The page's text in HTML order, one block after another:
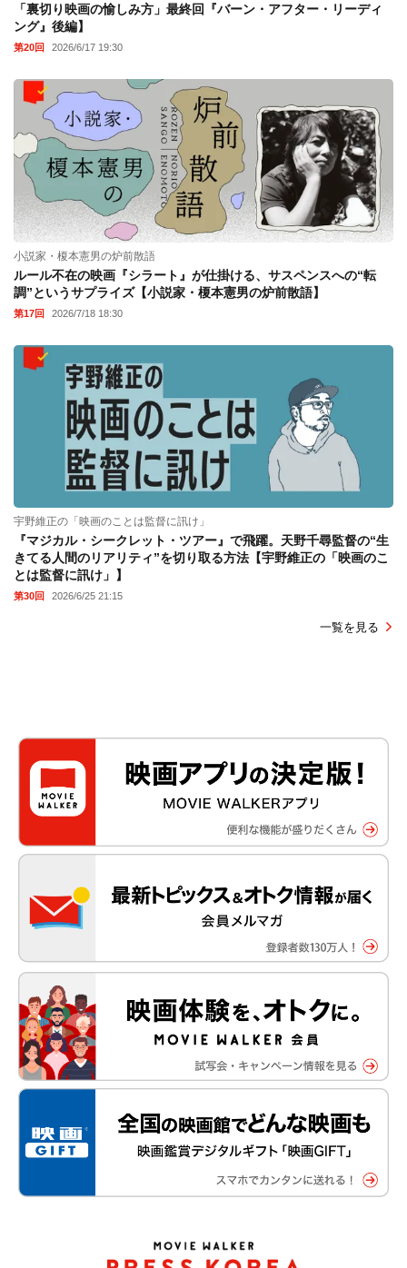
「裏切り映画の愉しみ方」最終回『バーン・アフター・リーディ
ング』後編】
第20回 2026/6/17 19:30
小説家・榎本憲男の炉前散語
ルール不在の映画『シラート』が仕掛ける、サスペンスへの“転
調”というサプライズ【小説家・榎本憲男の炉前散語】
第17回 2026/7/18 18:30
宇野維正の「映画のことは監督に訊け」
『マジカル・シークレット・ツアー』で飛躍。天野千尋監督の“生
きてる人間のリアリティ”を切り取る方法【宇野維正の「映画のこ
とは監督に訊け」】
第30回 2026/6/25 21:15
一覧を見る